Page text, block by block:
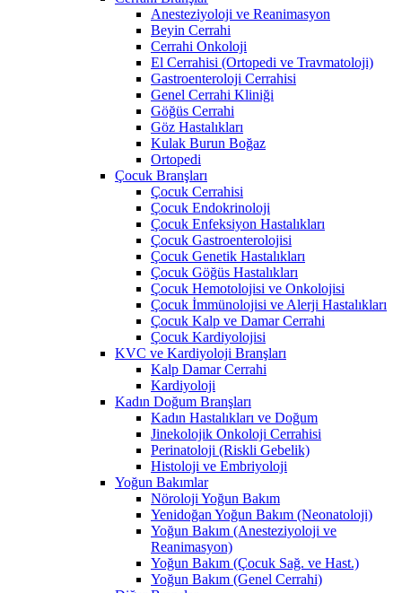
Anesteziyoloji ve Reanimasyon
Beyin Cerrahi
Cerrahi Onkoloji
El Cerrahisi (Ortopedi ve Travmatoloji)
Gastroenteroloji Cerrahisi
Genel Cerrahi Kliniği
Göğüs Cerrahi
Göz Hastalıkları
Kulak Burun Boğaz
Ortopedi
Çocuk Branşları
Çocuk Cerrahisi
Çocuk Endokrinoloji
Çocuk Enfeksiyon Hastalıkları
Çocuk Gastroenterolojisi
Çocuk Genetik Hastalıkları
Çocuk Göğüs Hastalıkları
Çocuk Hemotolojisi ve Onkolojisi
Çocuk İmmünolojisi ve Alerji Hastalıkları
Çocuk Kalp ve Damar Cerrahi
Çocuk Kardiyolojisi
KVC ve Kardiyoloji Branşları
Kalp Damar Cerrahi
Kardiyoloji
Kadın Doğum Branşları
Kadın Hastalıkları ve Doğum
Jinekolojik Onkoloji Cerrahisi
Perinatoloji (Riskli Gebelik)
Histoloji ve Embriyoloji
Yoğun Bakımlar
Nöroloji Yoğun Bakım
Yenidoğan Yoğun Bakım (Neonatoloji)
Yoğun Bakım (Anesteziyoloji ve
Reanimasyon)
Yoğun Bakım (Çocuk Sağ. ve Hast.)
Yoğun Bakım (Genel Cerrahi)